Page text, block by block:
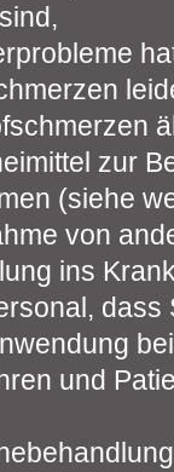
zur
(siehe
von
ins
dass
und